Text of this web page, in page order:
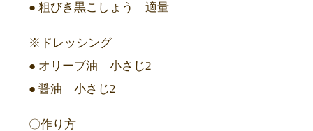
● 粗びき黒こしょう 適量
※ドレッシング
● オリーブ油 小さじ2
● 醤油 小さじ2
〇作り方